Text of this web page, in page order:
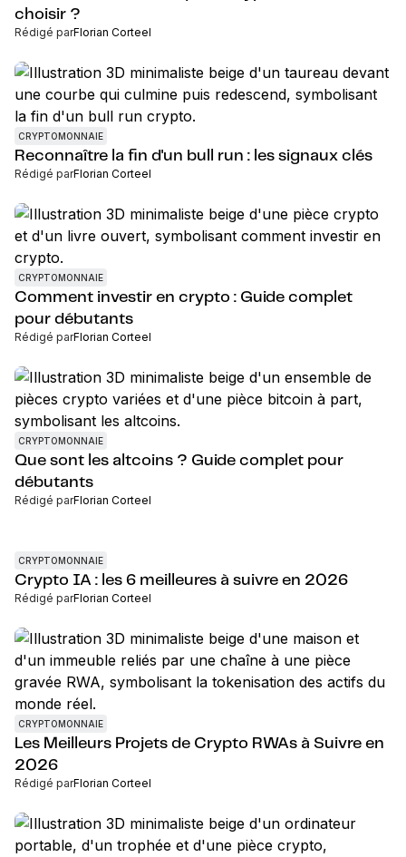
choisir ?
Rédigé parFlorian Corteel
CRYPTOMONNAIE
Reconnaître la fin d'un bull run : les signaux clés
Rédigé parFlorian Corteel
CRYPTOMONNAIE
Comment investir en crypto : Guide complet
pour débutants
Rédigé parFlorian Corteel
CRYPTOMONNAIE
Que sont les altcoins ? Guide complet pour
débutants
Rédigé parFlorian Corteel
CRYPTOMONNAIE
Crypto IA : les 6 meilleures à suivre en 2026
Rédigé parFlorian Corteel
CRYPTOMONNAIE
Les Meilleurs Projets de Crypto RWAs à Suivre en
2026
Rédigé parFlorian Corteel